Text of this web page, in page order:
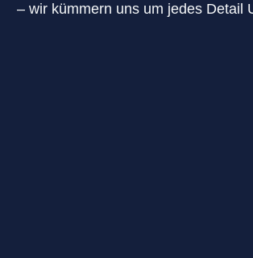
– wir kümmern uns um jedes Detail